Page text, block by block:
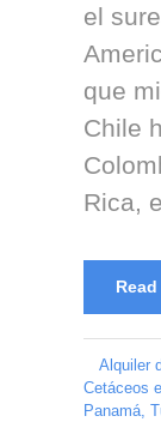
el
que
Chile
Rica,
Alquiler
Cetáceos
Panamá